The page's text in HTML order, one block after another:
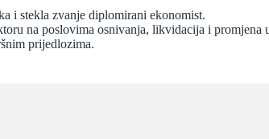
i stekla zvanje diplomirani ekonomist.
na poslovima osnivanja, likvidacija i
prijedlozima.